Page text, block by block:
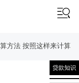
方法 按照这样来计算
贷款知识